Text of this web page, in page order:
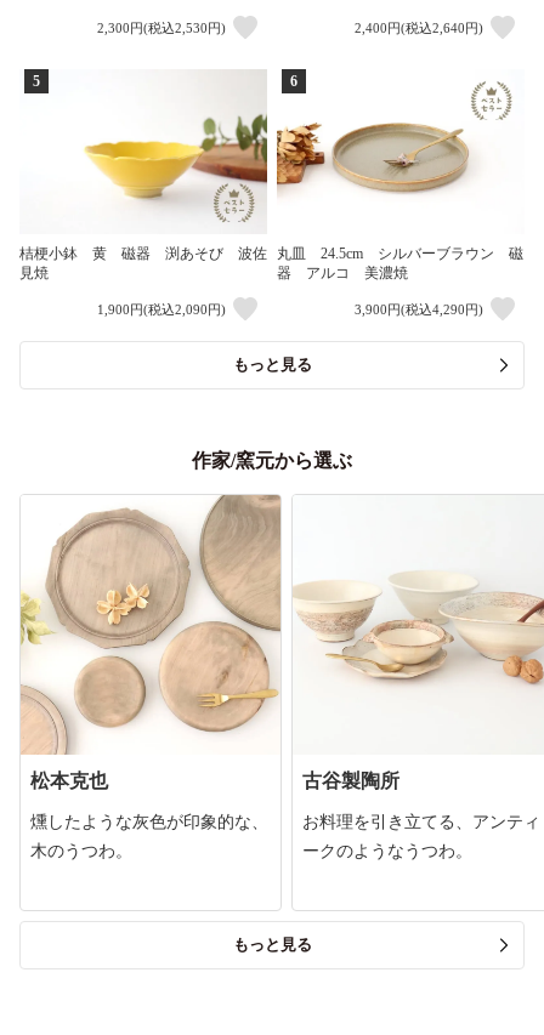
2,300円(税込2,530円) 2,400円(税込2,640円)
5
桔梗小鉢 黄 磁器 渕あそび 波佐
見焼
1,900円(税込2,090円)
6
丸皿 24.5cm シルバーブラウン 磁
器 アルコ 美濃焼
3,900円(税込4,290円)
もっと見る
作家/窯元から選ぶ
松本克也
燻したような灰色が印象的な、
木のうつわ。
古谷製陶所
お料理を引き立てる、アンティ
ークのようなうつわ。
もっと見る